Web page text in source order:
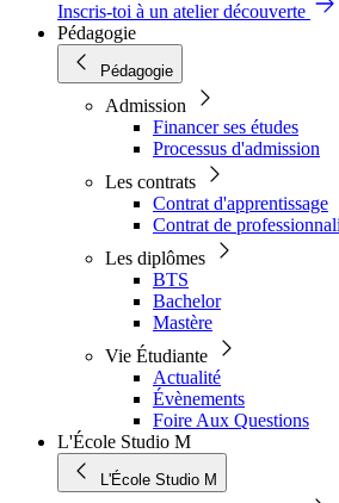
Inscris-toi à un atelier découverte
Pédagogie
Pédagogie
Admission
Financer ses études
Processus d'admission
Les contrats
Contrat d'apprentissage
Contrat de
Les diplômes
BTS
Bachelor
Mastère
Vie Étudiante
Actualité
Évènements
Foire Aux Questions
L'École Studio M
L'École Studio M